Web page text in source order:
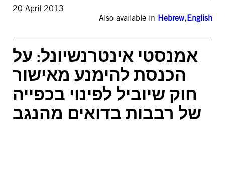
20 April 2013
Also available in Hebrew,English
אמנסטי אינטרנשיונל: על
הכנסת להימנע מאישור
חוק שיוביל לפינוי בכפייה
של רבבות בדואים מהנגב